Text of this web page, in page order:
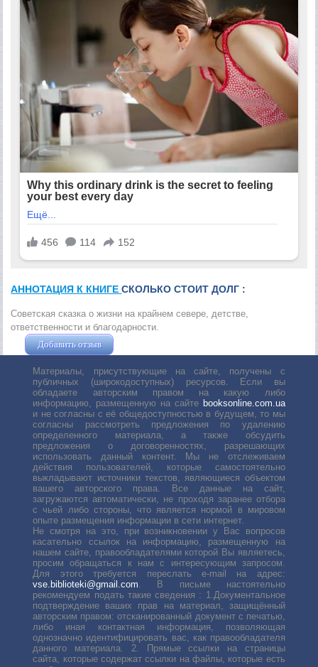
АННОТАЦИЯ К КНИГЕСКОЛЬКО СТОИТ ДОЛГ :
Советская сказка о жизни на крайнем севере, детстве,
ответственности и благодарности.
Добавить отзыв
Материалы, присутствующие на сайте, получены с
публичных (широкодоступных) ресурсов. Если вы
обладаете авторским правом на какую либо
информацию, размещенную на сайте booksonline.com.ua
и не согласны с её общедоступностью в будущем, то мы
согласны рассмотреть предложения по удалению
определенного материала, а также обсудить
предложения о договоренностях, разрешающих
использовать данный контент. Мы не отслеживаем
действия пользователей, которые самостоятельно
выкладывают источники текстов, являющиеся объектом
вашего авторского права. Все данные на сайт,
загружаются автоматически, не проходя заранее отбора
с чьей либо стороны, что является нормой в мировом
опыте размещения информации в сети интернет.
Не смотря на это, при возникновении у Вас вопросов
касательно ссылок на информацию, размещенную на
нашем сайте, правообладателями которой Вы являетесь,
просим обращаться к нам с интересующим запросом.
Для этого требуется переслать е-mail на адрес:
vse.biblioteki@gmail.com. В письме настоятельно
рекомендуем подать такие сведения : 1.Документальное
подтверждение ваших прав на материал, защищённый
авторским правом: отсканированный документ с печатью,
либо иная контактная информация, позволяющая
однозначно идентифицировать вас, как правообладателя
данного материала. 2. Прямые ссылки на страницы
сайта, которые содержат ссылки на файлы, которые есть